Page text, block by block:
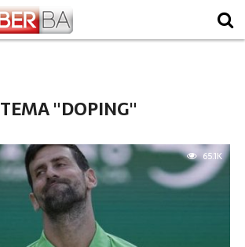
TEMA "DOPING"
65.1K